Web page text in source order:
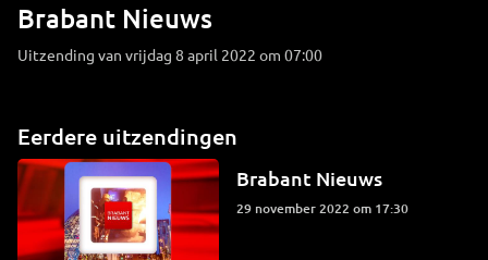
Brabant Nieuws
Uitzending van vrijdag 8 april 2022 om 07:00
Eerdere uitzendingen
Brabant Nieuws
29 november 2022 om 17:30